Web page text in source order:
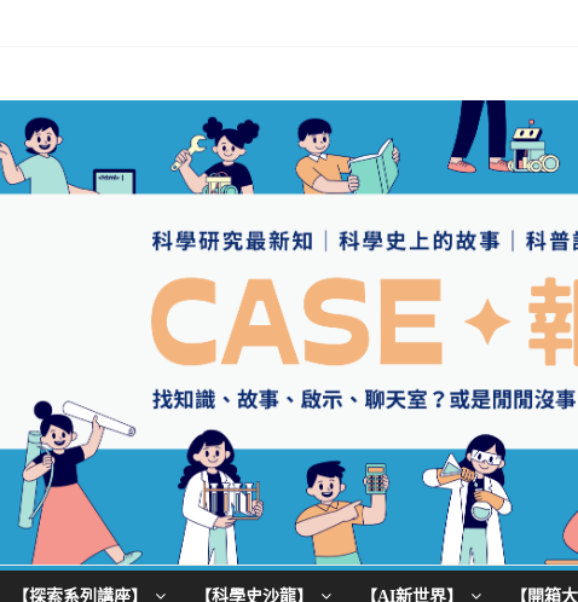
【探索系列講座】 【科學史沙龍】 【AI新世界】 【開箱